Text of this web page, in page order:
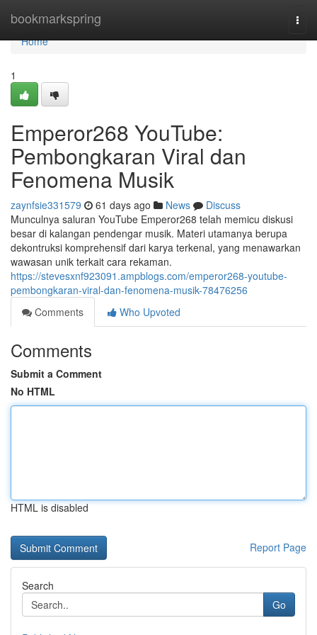
bookmarkspring
Home
Home
1
Emperor268 YouTube:
Pembongkaran Viral dan
Fenomena Musik
zaynfsie331579 61 days ago News
Discuss
Munculnya saluran YouTube Emperor268 telah memicu diskusi
besar di kalangan pendengar musik. Materi utamanya berupa
dekontruksi komprehensif dari karya terkenal, yang menawarkan
wawasan unik terkait cara rekaman.
https://stevesxnf923091.ampblogs.com/emperor268-youtube-
pembongkaran-viral-dan-fenomena-musik-78476256
Comments
Who Upvoted
Comments
Submit a Comment
No HTML
HTML is disabled
Report Page
Search
Go